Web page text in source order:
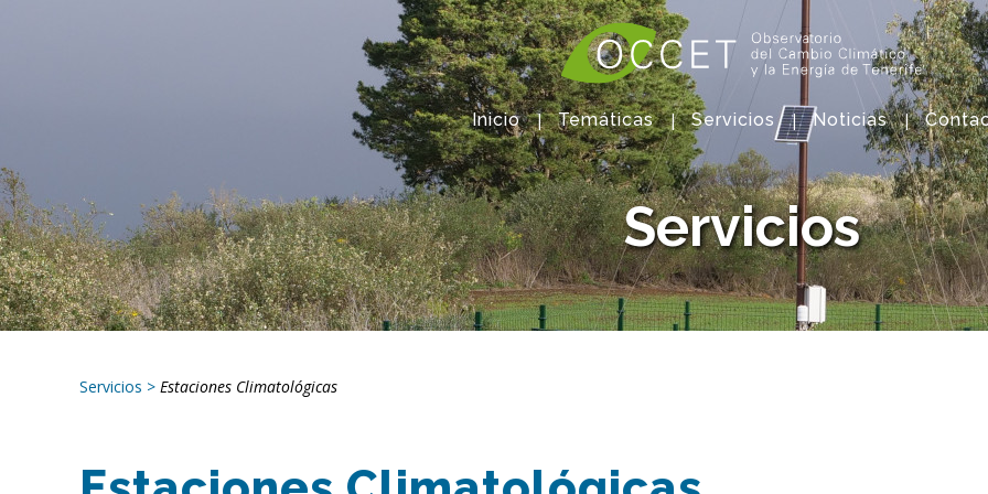
Inicio Temáticas Servicios Noticias
Servicios
Servicios > Estaciones Climatológicas